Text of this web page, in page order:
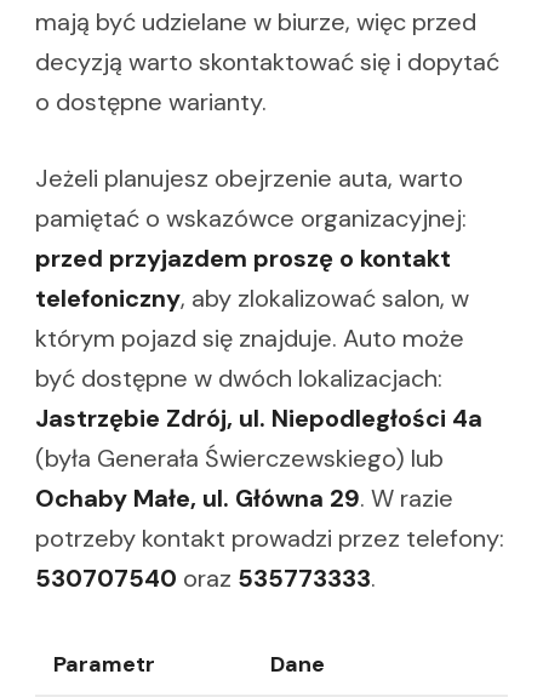
mają być udzielane w biurze, więc przed
decyzją warto skontaktować się i dopytać
o dostępne warianty.
Jeżeli planujesz obejrzenie auta, warto
pamiętać o wskazówce organizacyjnej:
przed przyjazdem proszę o kontakt
telefoniczny, aby zlokalizować salon, w
którym pojazd się znajduje. Auto może
być dostępne w dwóch lokalizacjach:
Jastrzębie Zdrój, ul. Niepodległości 4a
(była Generała Świerczewskiego) lub
Ochaby Małe, ul. Główna 29. W razie
potrzeby kontakt prowadzi przez telefony:
530707540 oraz 535773333.
Parametr Dane